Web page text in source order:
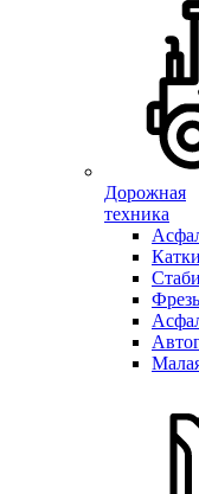
Дорожная
техника
Катки